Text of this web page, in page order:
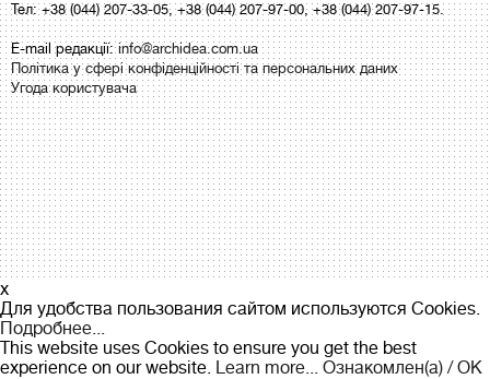
Тел: +38 (044) 207-33-05, +38 (044) 207-97-00, +38 (044) 207-97-15.
E-mail редакції:info@archidea.com.ua
Політика у сфері конфіденційності та персональних даних
Угода користувача
x
Для удобства пользования сайтом используются Cookies.
Подробнее...
This website uses Cookies to ensure you get the best
experience on our website. Learn more... Ознакомлен(а) / OK